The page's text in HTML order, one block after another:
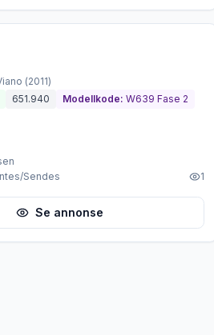
Brukt - god tilstand
(2011)
651.940 Modellkode: W639 Fase 2
Sendes 1
Se annonse